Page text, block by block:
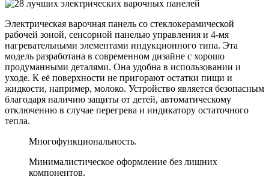
Электрическая варочная панель со стеклокерамической
рабочей зоной, сенсорной панелью управления и 4-мя
нагревательными элементами индукционного типа. Эта
модель разработана в современном дизайне с хорошо
продуманными деталями. Она удобна в использовании и
уходе. К её поверхности не пригорают остатки пищи и
жидкости, например, молоко. Устройство является безопасным
благодаря наличию защиты от детей, автоматическому
отключению в случае перегрева и индикатору остаточного
тепла.
Многофункциональность.
Минималистическое оформление без лишних
компонентов.